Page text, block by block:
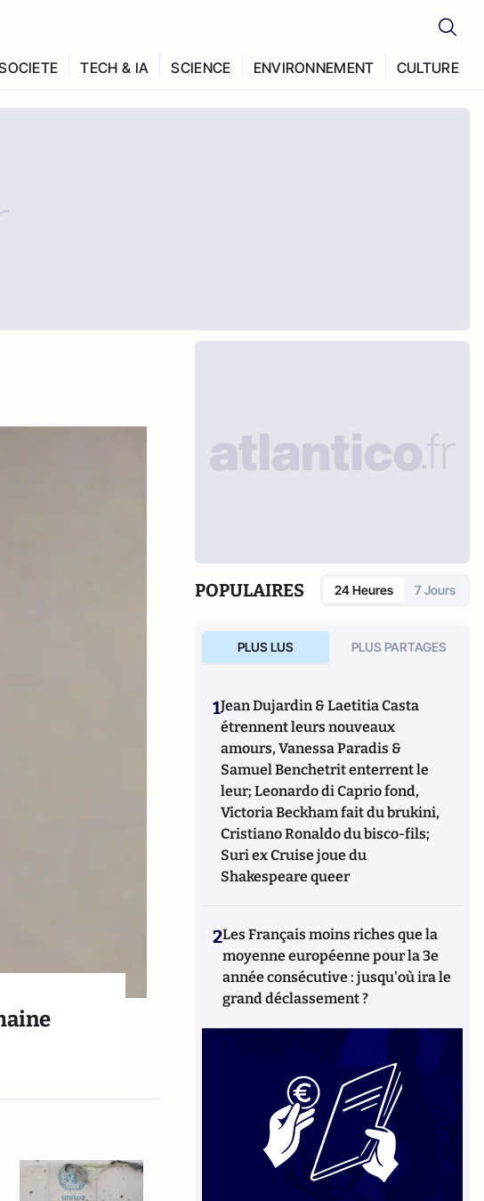
TECH & IA SCIENCE ENVIRONNEMENT CULTURE
POPULAIRES 24 Heures 7 Jours
PLUS LUS PLUS PARTAGES
1Jean Dujardin & Laetitia Casta
étrennent leurs nouveaux
amours, Vanessa Paradis &
Samuel Benchetrit enterrent le
leur; Leonardo di Caprio fond,
Victoria Beckham fait du brukini,
Cristiano Ronaldo du bisco-fils;
Suri ex Cruise joue du
Shakespeare queer
2Les Français moins riches que la
moyenne européenne pour la 3e
année consécutive : jusqu'où ira le
grand déclassement ?